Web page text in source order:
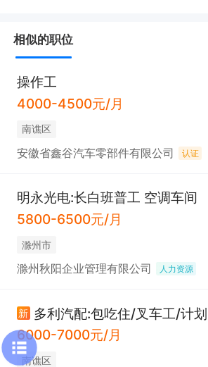
相似的职位
操作工
4000-4500元/月
南谯区
安徽省鑫谷汽车零部件有限公司 认证
明永光电:长白班普工 空调车间
5800-6500元/月
滁州市
滁州秋阳企业管理有限公司 人力资源
新
6000-7000元/月
南谯区